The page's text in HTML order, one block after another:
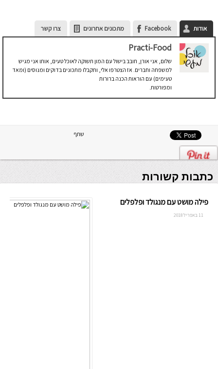
אודות Facebook מתכונים אחרונים צרו קשר
Practi-Food
שלום, אני אורן, חובב בישול עם המון תשוקה לאוכל טעים, אותו אני מגיש
למשפחה וחברים. אז הצטרפו אלי, ותקבלו מתכונים בדוקים ומנוסים (ומאד
טעימים) עם הוראות הכנה ברורות
ומפורטות.
שתף
כתבות קשורות
פילה מושט עם מנגולד ופלפלים
11 באפריל 2018